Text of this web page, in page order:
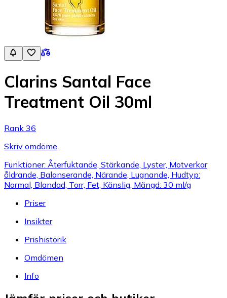
Clarins Santal Face
Treatment Oil 30ml
Rank 36
Skriv omdöme
Funktioner: Återfuktande, Stärkande, Lyster, Motverkar
åldrande, Balanserande, Närande, Lugnande, Hudtyp:
Normal, Blandad, Torr, Fet, Känslig, Mängd: 30 ml/g
Priser
Insikter
Prishistorik
Omdömen
Info